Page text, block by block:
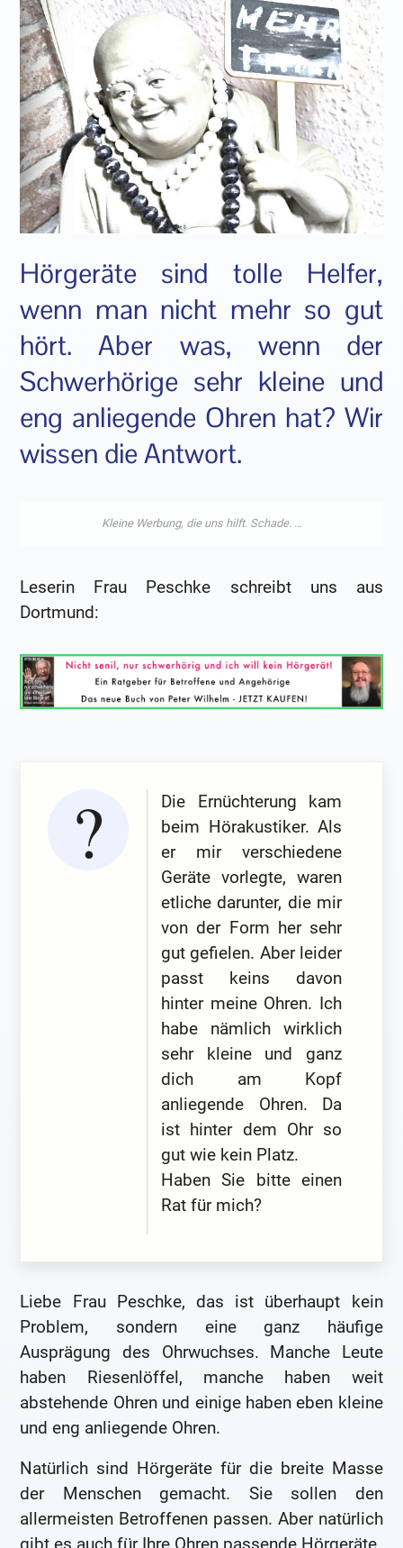
Hörgeräte sind tolle Helfer,
wenn man nicht mehr so gut
hört. Aber was, wenn der
Schwerhörige sehr kleine und
eng anliegende Ohren hat? Wir
wissen die Antwort.
Leserin Frau Peschke schreibt uns aus
Dortmund:
Die Ernüchterung kam
beim Hörakustiker. Als
er mir verschiedene
Geräte vorlegte, waren
etliche darunter, die mir
von der Form her sehr
gut gefielen. Aber leider
passt keins davon
hinter meine Ohren. Ich
habe nämlich wirklich
sehr kleine und ganz
dich am Kopf
anliegende Ohren. Da
ist hinter dem Ohr so
gut wie kein Platz.
Haben Sie bitte einen
Rat für mich?
Liebe Frau Peschke, das ist überhaupt kein
Problem, sondern eine ganz häufige
Ausprägung des Ohrwuchses. Manche Leute
haben Riesenlöffel, manche haben weit
abstehende Ohren und einige haben eben kleine
und eng anliegende Ohren.
Natürlich sind Hörgeräte für die breite Masse
der Menschen gemacht. Sie sollen den
allermeisten Betroffenen passen. Aber natürlich